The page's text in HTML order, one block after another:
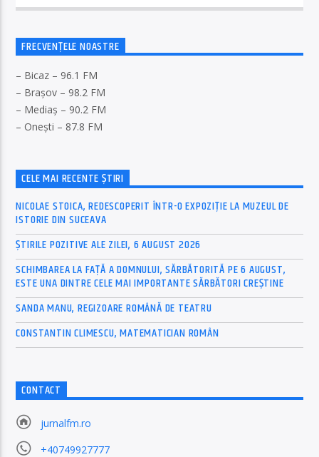
FRECVENȚELE NOASTRE
– Bicaz – 96.1 FM
– Brașov – 98.2 FM
– Mediaș – 90.2 FM
– Onești – 87.8 FM
CELE MAI RECENTE ȘTIRI
NICOLAE STOICA, REDESCOPERIT ÎNTR-O EXPOZIȚIE LA MUZEUL DE
ISTORIE DIN SUCEAVA
ȘTIRILE POZITIVE ALE ZILEI, 6 AUGUST 2026
SCHIMBAREA LA FAȚĂ A DOMNULUI, SĂRBĂTORITĂ PE 6 AUGUST,
ESTE UNA DINTRE CELE MAI IMPORTANTE SĂRBĂTORI CREȘTINE
SANDA MANU, REGIZOARE ROMÂNĂ DE TEATRU
CONSTANTIN CLIMESCU, MATEMATICIAN ROMÂN
CONTACT
jurnalfm.ro
+40749927777